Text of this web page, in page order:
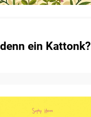
ein Kattonk?